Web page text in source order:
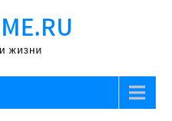
жизни